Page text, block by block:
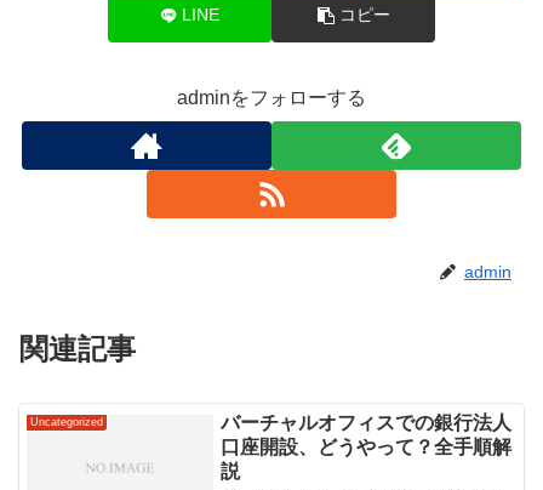
LINE コピー
adminをフォローする
admin
関連記事
Uncategorized
バーチャルオフィスでの銀行法人
口座開設、どうやって？全手順解
説